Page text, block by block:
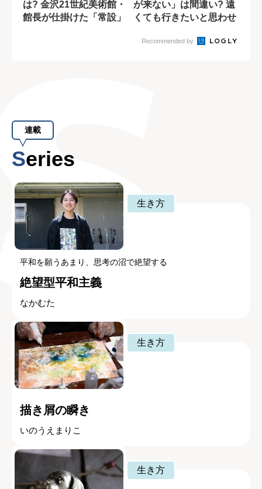
は? 金沢21世紀美術館・
館長が仕掛けた「常設」
が来ない」は間違い? 遠
くても行きたいと思わせ
Recommended by
連載
Series
生き方
平和を願うあまり、思考の沼で絶望する
絶望型平和主義
なかむた
生き方
描き屑の瞬き
いのうえまりこ
生き方